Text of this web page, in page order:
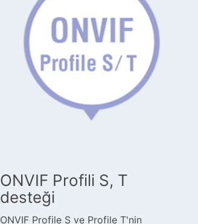
ONVIF Profili S, T
desteği
ONVIF Profile S ve Profile T'nin